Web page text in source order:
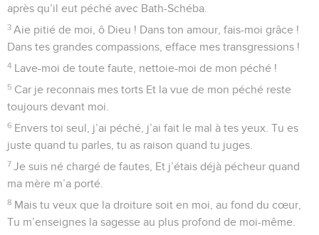
après qu’il eut péché avec Bath-Schéba.
3 Aie pitié de moi, ô Dieu ! Dans ton amour, fais-moi grâce !
Dans tes grandes compassions, efface mes transgressions !
4 Lave-moi de toute faute, nettoie-moi de mon péché !
5 Car je reconnais mes torts Et la vue de mon péché reste
toujours devant moi.
6 Envers toi seul, j’ai péché, j’ai fait le mal à tes yeux. Tu es
juste quand tu parles, tu as raison quand tu juges.
7 Je suis né chargé de fautes, Et j’étais déjà pécheur quand
ma mère m’a porté.
8 Mais tu veux que la droiture soit en moi, au fond du cœur,
Tu m’enseignes la sagesse au plus profond de moi-même.